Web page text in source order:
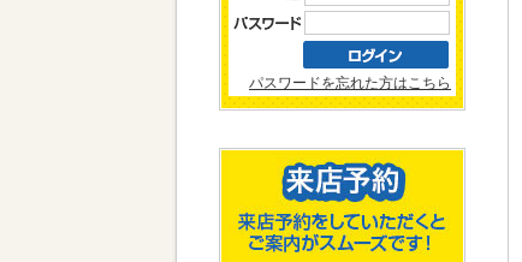
パスワードを忘れた方はこちら